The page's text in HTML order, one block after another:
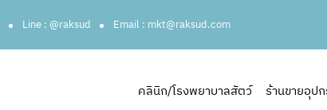
Line : @raksud Email : mkt@raksud.com
คลินิก/โรงพยาบาลสัตว์ ร้านขายอุป